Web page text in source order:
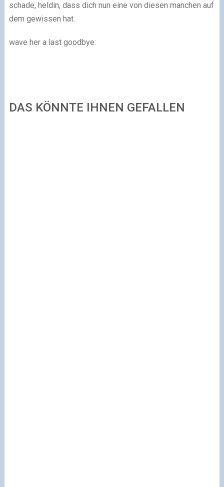
schade, heldin, dass dich nun eine von diesen manchen auf
dem gewissen hat.
wave her a last goodbye:
DAS KÖNNTE IHNEN GEFALLEN